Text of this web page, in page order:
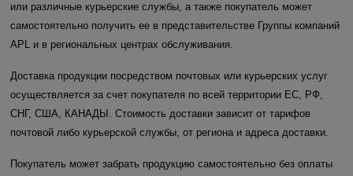
или различные курьерские службы, а также покупатель может
самостоятельно получить ее в представительстве Группы компаний
APL и в региональных центрах обслуживания.
Доставка продукции посредством почтовых или курьерских услуг
осуществляется за счет покупателя по всей территории EC, РФ,
СНГ, США, КАНАДЫ. Стоимость доставки зависит от тарифов
почтовой либо курьерской службы, от региона и адреса доставки.
Покупатель может забрать продукцию самостоятельно без оплаты